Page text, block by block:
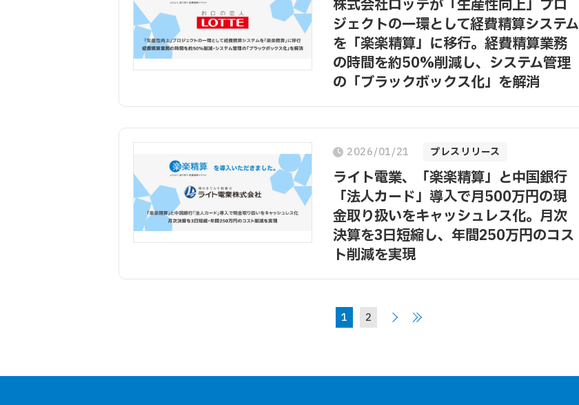
株式会社ロッテが「生産性向上」プロ
ジェクトの一環として経費精算システム
を「楽楽精算」に移行。経費精算業務
の時間を約50%削減し、システム管理
の「ブラックボックス化」を解消
2026/01/21 プレスリリース
ライト電業、「楽楽精算」と中国銀行
「法人カード」導入で月500万円の現
金取り扱いをキャッシュレス化。月次
決算を3日短縮し、年間250万円のコス
ト削減を実現
1 2